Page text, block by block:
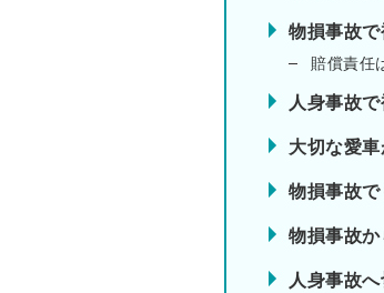
物損事故
賠償責任
人身事故
大切な愛
物損事故
物損事故
人身事故